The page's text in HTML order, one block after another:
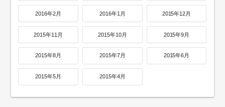
2016年2月 2016年1月 2015年12月
2015年11月 2015年10月 2015年9月
2015年8月 2015年7月 2015年6月
2015年5月 2015年4月